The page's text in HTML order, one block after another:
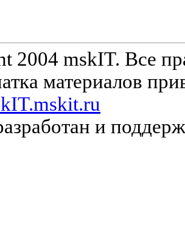
2004 mskIT. Все
материалов
и